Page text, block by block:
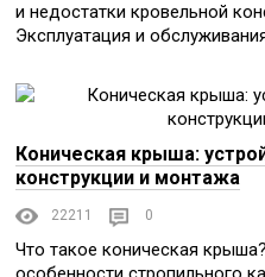
и недостатки кровельной
Эксплуатация и
Коническая крыша:
конструкции и монтажа
22211 0
Что такое коническая